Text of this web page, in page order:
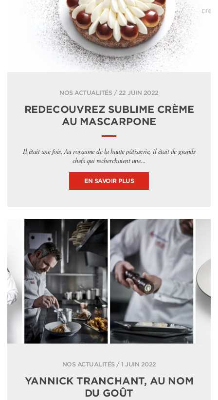
NOS ACTUALITÉS / 22 JUIN 2022
REDECOUVREZ SUBLIME CRÈME
AU MASCARPONE
Il était une fois, Au royaume de la haute pâtisserie, il était de grands
chefs qui recherchaient une...
EN SAVOIR PLUS
NOS ACTUALITÉS / 1 JUIN 2022
YANNICK TRANCHANT, AU NOM
DU GOÛT